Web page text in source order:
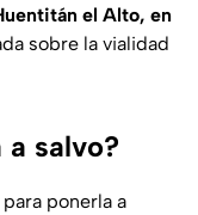
el Alto, en
sobre la vialidad
a salvo?
ponerla a